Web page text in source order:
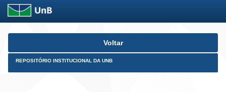
Skip
Voltar
REPOSITÓRIO INSTITUCIONAL DA UNB